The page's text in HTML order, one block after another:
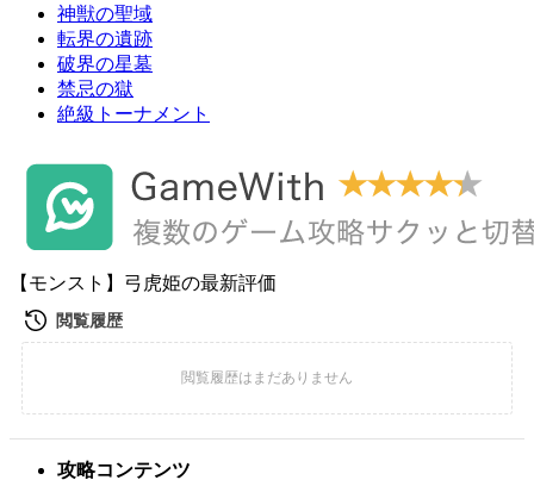
神獣の聖域
転界の遺跡
破界の星墓
禁忌の獄
絶級トーナメント
【モンスト】弓虎姫の最新評価
攻略コンテンツ